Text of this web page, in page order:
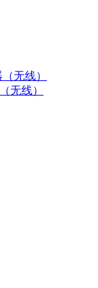
无线）
无线）